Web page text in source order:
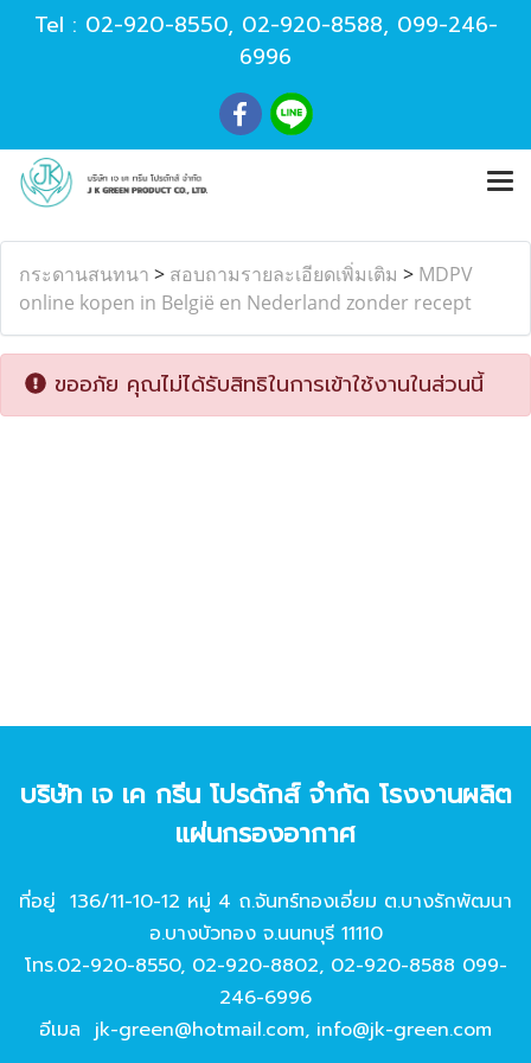
Tel : 02-920-8550, 02-920-8588, 099-246-
6996
กระดานสนทนา > สอบถามรายละเอียดเพิ่มเติม > MDPV
online kopen in België en Nederland zonder recept
ขออภัย คุณไม่ได้รับสิทธิในการเข้าใช้งานในส่วนนี้
บริษัท เจ เค กรีน โปรดักส์ จํากัด โรงงานผลิต
แผ่นกรองอากาศ
ที่อยู่ 136/11-10-12 หมู่ 4 ถ.จันทร์ทองเอี่ยม ต.บางรักพัฒนา
อ.บางบัวทอง จ.นนทบุรี 11110
โทร.02-920-8550, 02-920-8802, 02-920-8588 099-
246-6996
อีเมล jk-green@hotmail.com, info@jk-green.com